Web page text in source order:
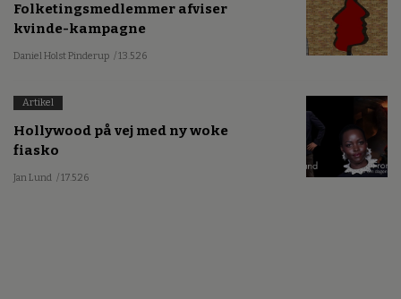
Folketingsmedlemmer afviser
kvinde-kampagne
Daniel Holst Pinderup / 13.5.26
Artikel
Hollywood på vej med ny woke
fiasko
Jan Lund / 17.5.26